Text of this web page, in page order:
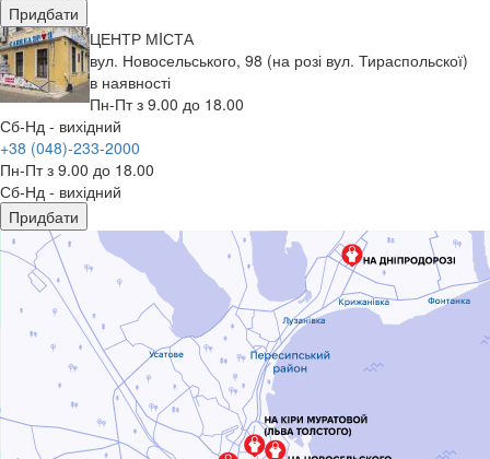
Придбати
ЦЕНТР МIСТА
вул. Новосельського, 98 (на розі вул. Тираспольскої)
в наявності
Пн-Пт з 9.00 до 18.00
Сб-Нд - вихідний
+38 (048)-233-2000
Пн-Пт з 9.00 до 18.00
Сб-Нд - вихідний
Придбати